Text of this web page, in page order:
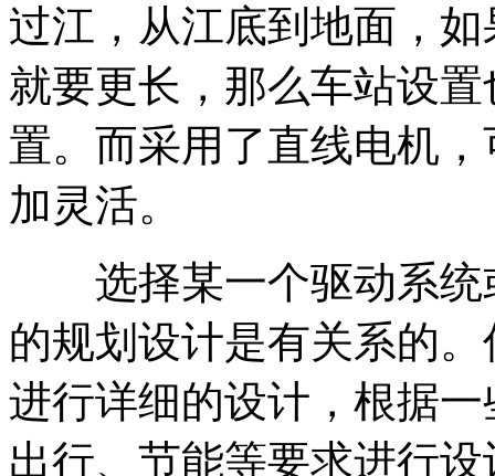
过江，从江底到地面，
就要更长，那么车站设
置。而采用了直线电机
加灵活。
选择某一个驱动系统
的规划设计是有关系的
进行详细的设计，根据
出行、节能等要求进行设